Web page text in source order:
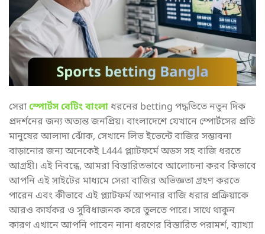
সেরাস্পোর্টস বেটিং বাংলাধরনের betting পদ্ধতিতে নতুন দিক
প্রদর্শনের জন্য অত্যন্ত জনপ্রিয়। বাংলাদেশে যেখানে স্পোর্টসের প্রতি
মানুষের আলাদা ঝোঁক, সেখানে লিভ ইভেন্টে বাজির সম্ভাবনা
বাড়ানোর জন্য অনেকেই L444 প্ল্যাটফর্মে অডস সহ বাজি ধরতে
আগ্রহী। এই নিবন্ধে, আমরা বিস্তারিতভাবে আলোচনা করব কিভাবে
আপনি এই সাইটের মাধ্যমে সেরা বাজির অভিজ্ঞতা গ্রহণ করতে
পারেন এবং কীভাবে এই প্ল্যাটফর্ম আপনার বাজি ধরার প্রক্রিয়াকে
আরও কার্যকর ও সুবিধাজনক করে তুলতে পারে। সাথে থাকুন
কারণ এখানে আপনি পাবেন নানা ধরণের বিস্তারিত পরামর্শ, ব্যাখ্যা